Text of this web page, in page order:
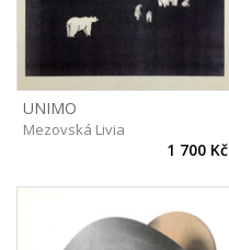
UNIMO
Mezovská Livia
1 700 Kč